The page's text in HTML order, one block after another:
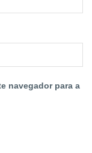
navegador para a